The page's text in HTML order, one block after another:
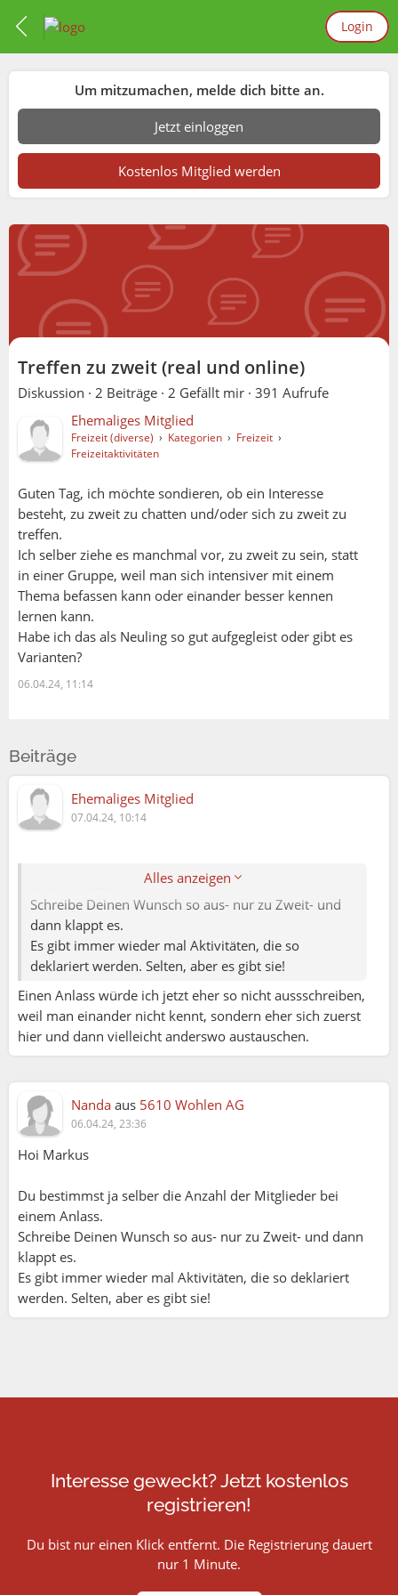
Login
Um mitzumachen, melde dich bitte an.
Jetzt einloggen
Kostenlos Mitglied werden
Treffen zu zweit (real und online)
Diskussion · 2 Beiträge · 2 Gefällt mir · 391 Aufrufe
Ehemaliges Mitglied
Freizeit (diverse) › Kategorien › Freizeit ›
Freizeitaktivitäten
Guten Tag, ich möchte sondieren, ob ein Interesse
besteht, zu zweit zu chatten und/oder sich zu zweit zu
treffen.
Ich selber ziehe es manchmal vor, zu zweit zu sein, statt
in einer Gruppe, weil man sich intensiver mit einem
Thema befassen kann oder einander besser kennen
lernen kann.
Habe ich das als Neuling so gut aufgegleist oder gibt es
Varianten?
06.04.24, 11:14
Beiträge
Ehemaliges Mitglied
07.04.24, 10:14
Alles anzeigen
Nanda:
Hoi Markus
Schreibe Deinen Wunsch so aus- nur zu Zweit- und
dann klappt es.
Es gibt immer wieder mal Aktivitäten, die so
deklariert werden. Selten, aber es gibt sie!
Einen Anlass würde ich jetzt eher so nicht aussschreiben,
weil man einander nicht kennt, sondern eher sich zuerst
hier und dann vielleicht anderswo austauschen.
Nanda aus 5610 Wohlen AG
06.04.24, 23:36
Hoi Markus
Du bestimmst ja selber die Anzahl der Mitglieder bei
einem Anlass.
Schreibe Deinen Wunsch so aus- nur zu Zweit- und dann
klappt es.
Es gibt immer wieder mal Aktivitäten, die so deklariert
werden. Selten, aber es gibt sie!
Interesse geweckt? Jetzt kostenlos
registrieren!
Du bist nur einen Klick entfernt. Die Registrierung dauert
nur 1 Minute.